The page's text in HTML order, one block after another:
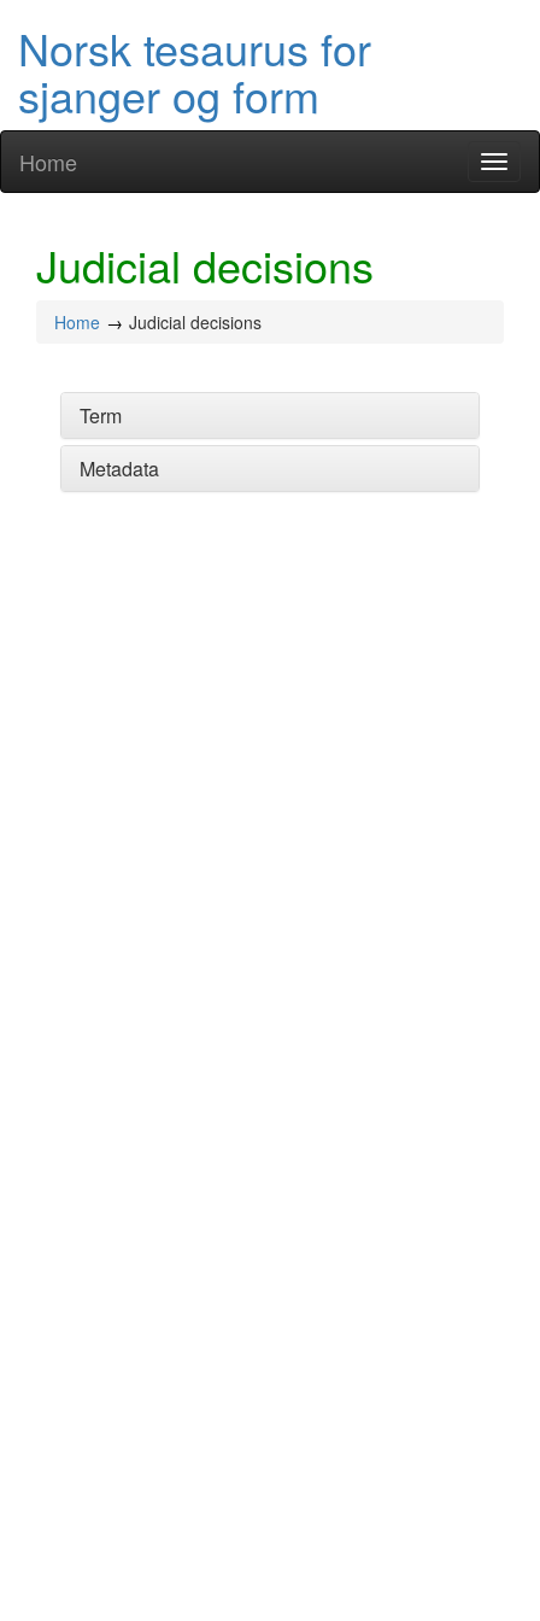
Norsk tesaurus for
sjanger og form
Home
Judicial decisions
Home Judicial decisions
Term
Metadata